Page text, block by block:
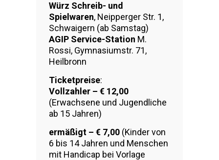
Würz Schreib- und
Spielwaren, Neipperger Str. 1,
Schwaigern (ab Samstag)
AGIP Service-Station M.
Rossi, Gymnasiumstr. 71,
Heilbronn
Ticketpreise:
Vollzahler – € 12,00
(Erwachsene und Jugendliche
ab 15 Jahren)
ermäßigt – € 7,00 (Kinder von
6 bis 14 Jahren und Menschen
mit Handicap bei Vorlage